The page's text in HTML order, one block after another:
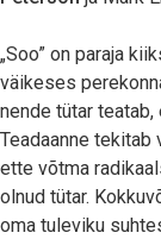
„Soo” on paraja
väikeses
nende tütar
Teadaanne
ette võtma
olnud tütar.
oma tuleviku